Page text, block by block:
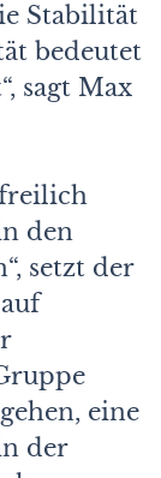
Stabilität
bedeutet
sagt Max
den
setzt der
eine
der